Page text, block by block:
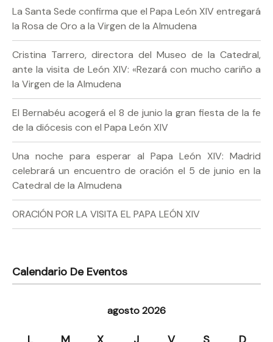
La Santa Sede confirma que el Papa León XIV entregará
la Rosa de Oro a la Virgen de la Almudena
Cristina Tarrero, directora del Museo de la Catedral,
ante la visita de León XIV: «Rezará con mucho cariño a
la Virgen de la Almudena
El Bernabéu acogerá el 8 de junio la gran fiesta de la fe
de la diócesis con el Papa León XIV
Una noche para esperar al Papa León XIV: Madrid
celebrará un encuentro de oración el 5 de junio en la
Catedral de la Almudena
ORACIÓN POR LA VISITA EL PAPA LEÓN XIV
Calendario De Eventos
agosto 2026